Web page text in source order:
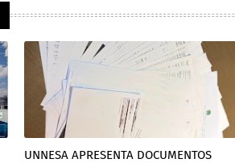
UNNESA APRESENTA DOCUMENTOS